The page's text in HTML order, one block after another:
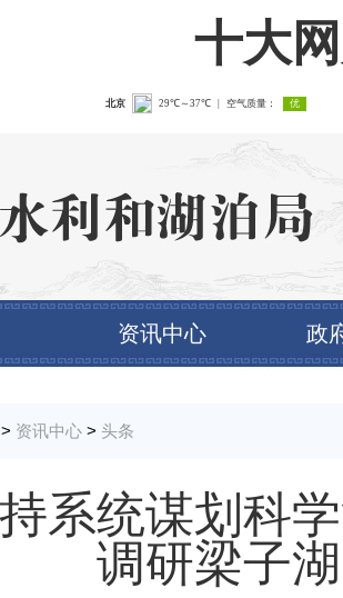
十大
资讯中心 政
> 资讯中心 > 头条
系统谋划科
调研梁子